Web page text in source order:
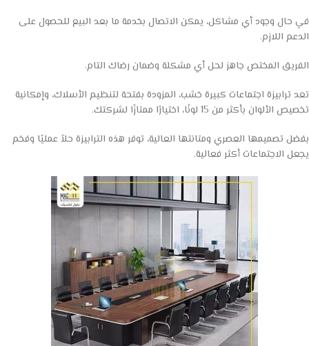
في حال وجود أي مشاكل، يمكن الاتصال بخدمة ما بعد البيع للحصول على
الدعم اللازم.
الفريق المختص جاهز لحل أي مشكلة وضمان رضاك التام.
تعد ترابيزة اجتماعات كبيرة خشب، المزودة بفتحة لتنظيم الأسلاك، وإمكانية
تخصيص الألوان بأكثر من 15 لونًا، اختيارًا ممتازًا لشركتك.
بفضل تصميمها العصري ومتانتها العالية، توفر هذه الترابيزة حلاً عمليًا وفخم
يجعل الاجتماعات أكثر فعالية.